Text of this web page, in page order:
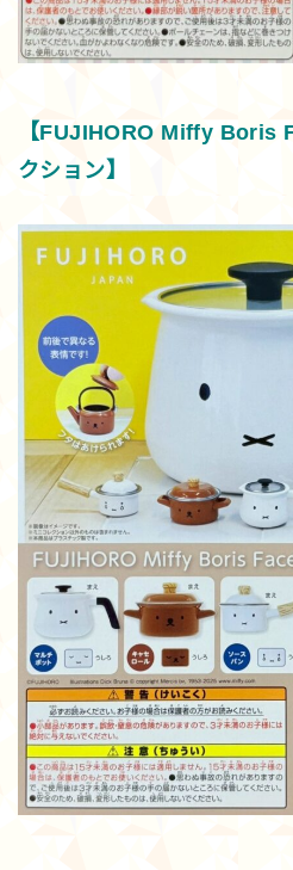
【FUJIHORO Miffy Boris
クション】